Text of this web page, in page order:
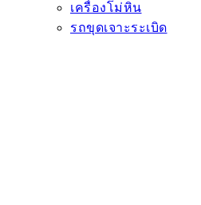
เครื่องโม่หิน
รถขุดเจาะระเบิด